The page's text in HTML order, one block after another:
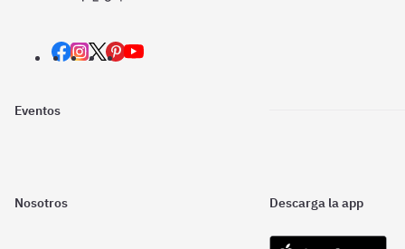
Eventos
Nosotros Descarga la app